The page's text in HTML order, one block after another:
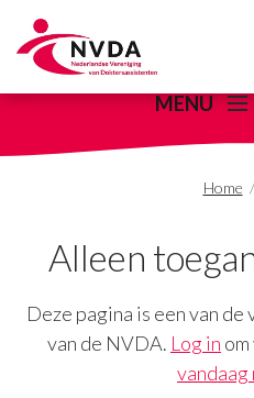
zorg
MENU
Home /
Alleen
Deze pagina is een van
van de NVDA. Log in
vandaag